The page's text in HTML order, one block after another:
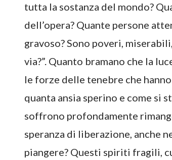
tutta la sostanza del mondo?
dell’opera? Quante persone
gravoso? Sono poveri,
via?”. Quanto bramano che la
le forze delle tenebre che
quanta ansia sperino e come si
soffrono profondamente
speranza di liberazione, anche
piangere? Questi spiriti fragili,